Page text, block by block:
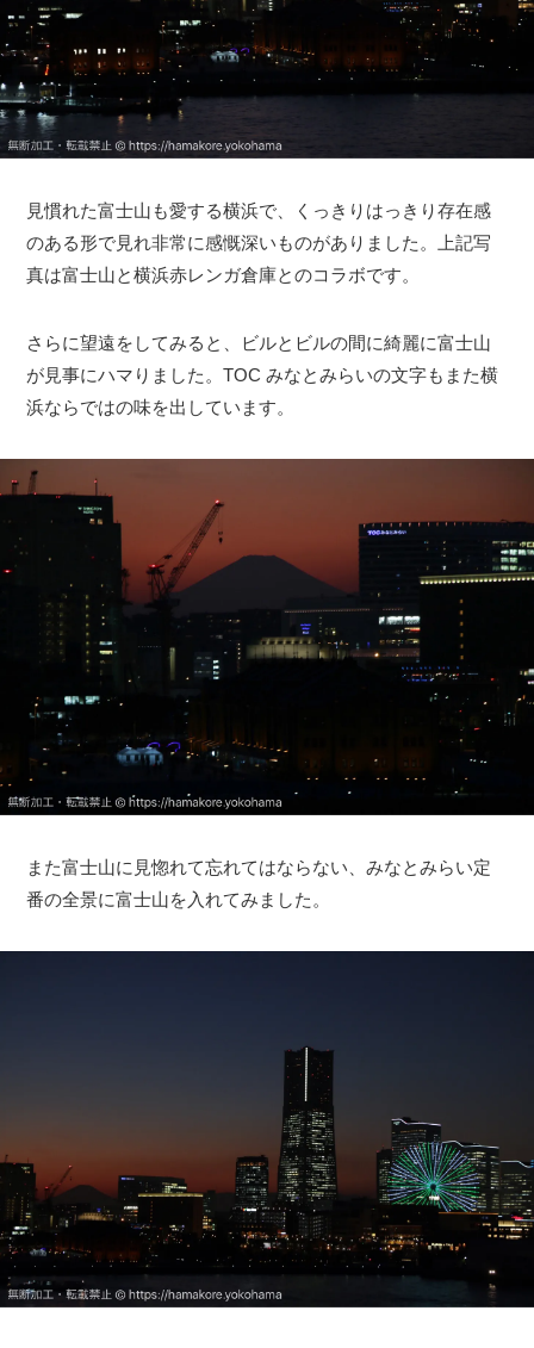
見慣れた富士山も愛する横浜で、くっきりはっきり存在感
のある形で見れ非常に感慨深いものがありました。上記写
真は富士山と横浜赤レンガ倉庫とのコラボです。
さらに望遠をしてみると、ビルとビルの間に綺麗に富士山
が見事にハマりました。TOC みなとみらいの文字もまた横
浜ならではの味を出しています。
また富士山に見惚れて忘れてはならない、みなとみらい定
番の全景に富士山を入れてみました。